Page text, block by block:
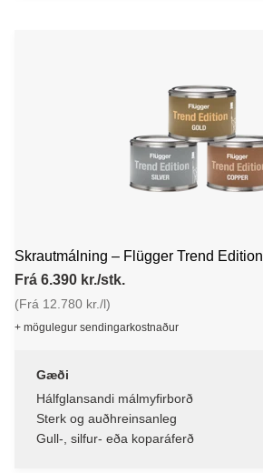
Skrautmálning – Flügger Trend Edition
Frá 6.390 kr./stk.
(Frá 12.780 kr./l)
+ mögulegur sendingarkostnaður
Gæði
Hálfglansandi málmyfirborð
Sterk og auðhreinsanleg
Gull-, silfur- eða koparáferð